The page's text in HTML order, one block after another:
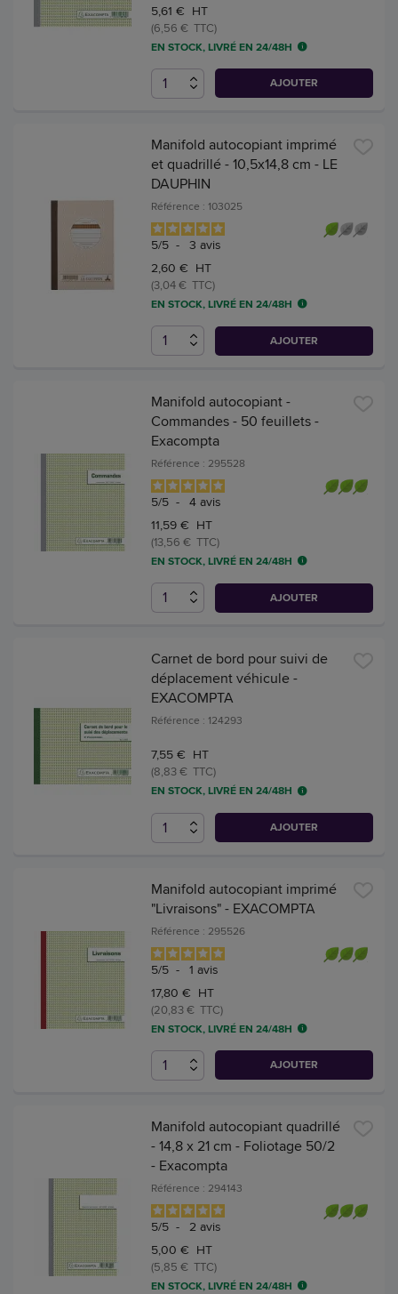
5,61 € HT
(6,56 € TTC)
EN STOCK, LIVRÉ EN 24/48H
AJOUTER
Manifold autocopiant imprimé
et quadrillé - 10,5x14,8 cm - LE
DAUPHIN
Référence : 103025
5/5 - 3 avis
2,60 € HT
(3,04 € TTC)
EN STOCK, LIVRÉ EN 24/48H
AJOUTER
Manifold autocopiant -
Commandes - 50 feuillets -
Exacompta
Référence : 295528
5/5 - 4 avis
11,59 € HT
(13,56 € TTC)
EN STOCK, LIVRÉ EN 24/48H
AJOUTER
Carnet de bord pour suivi de
déplacement véhicule -
EXACOMPTA
Référence : 124293
7,55 € HT
(8,83 € TTC)
EN STOCK, LIVRÉ EN 24/48H
AJOUTER
Manifold autocopiant imprimé
"Livraisons" - EXACOMPTA
Référence : 295526
5/5 - 1 avis
17,80 € HT
(20,83 € TTC)
EN STOCK, LIVRÉ EN 24/48H
AJOUTER
Manifold autocopiant quadrillé
- 14,8 x 21 cm - Foliotage 50/2
- Exacompta
Référence : 294143
5/5 - 2 avis
5,00 € HT
(5,85 € TTC)
EN STOCK, LIVRÉ EN 24/48H